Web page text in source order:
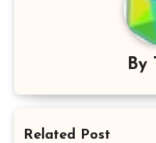
By
Related Post